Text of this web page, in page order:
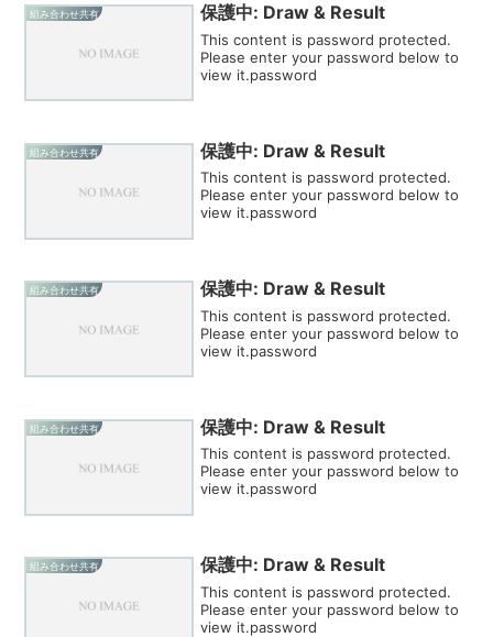
組み合わせ共有 保護中: Draw & Result
This content is password protected.
Please enter your password below to
view it.password
組み合わせ共有 保護中: Draw & Result
This content is password protected.
Please enter your password below to
view it.password
組み合わせ共有 保護中: Draw & Result
This content is password protected.
Please enter your password below to
view it.password
組み合わせ共有 保護中: Draw & Result
This content is password protected.
Please enter your password below to
view it.password
組み合わせ共有 保護中: Draw & Result
This content is password protected.
Please enter your password below to
view it.password